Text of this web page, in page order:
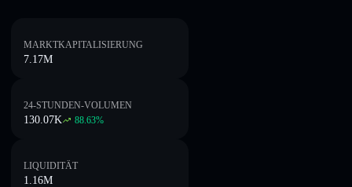
MARKTKAPITALISIERUNG
7.17M
24-STUNDEN-VOLUMEN
130.07K 88.63%
LIQUIDITÄT
1.16M